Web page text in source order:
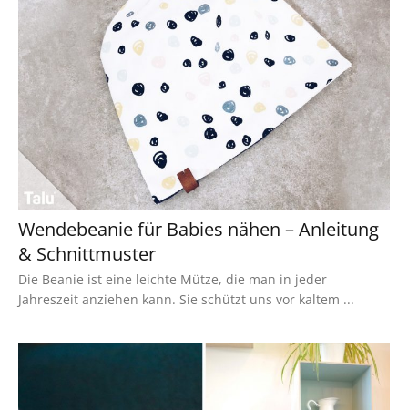
Wendebeanie für Babies nähen – Anleitung
& Schnittmuster
Die Beanie ist eine leichte Mütze, die man in jeder
Jahreszeit anziehen kann. Sie schützt uns vor kaltem ...